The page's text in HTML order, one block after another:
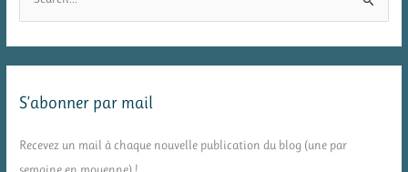
rS’abonner par mail
Recevez un mail à chaque nouvelle publication du blog (une par